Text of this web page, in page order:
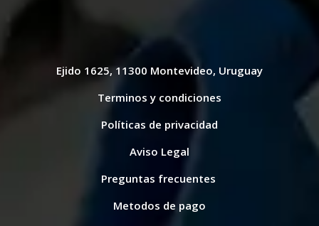
Ejido 1625, 11300 Montevideo, Uruguay
Terminos y condiciones
Políticas de privacidad
Aviso Legal
Preguntas frecuentes
Metodos de pago